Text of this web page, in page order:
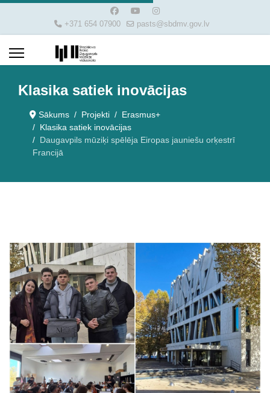
+371 654 07900 pasts@sbdmv.gov.lv
Klasika satiek inovācijas
Sākums Projekti
Erasmus+
Klasika satiek inovācijas
Daugavpils mūziķi spēlēja Eiropas jauniešu orķestrī
Francijā